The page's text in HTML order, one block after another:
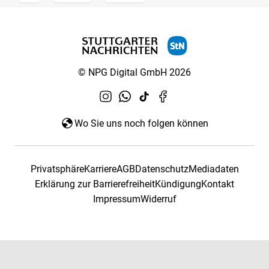
© NPG Digital GmbH 2026
Wo Sie uns noch folgen können
PrivatsphäreKarriereAGBDatenschutzMediadaten
Erklärung zur BarrierefreiheitKündigungKontakt
ImpressumWiderruf